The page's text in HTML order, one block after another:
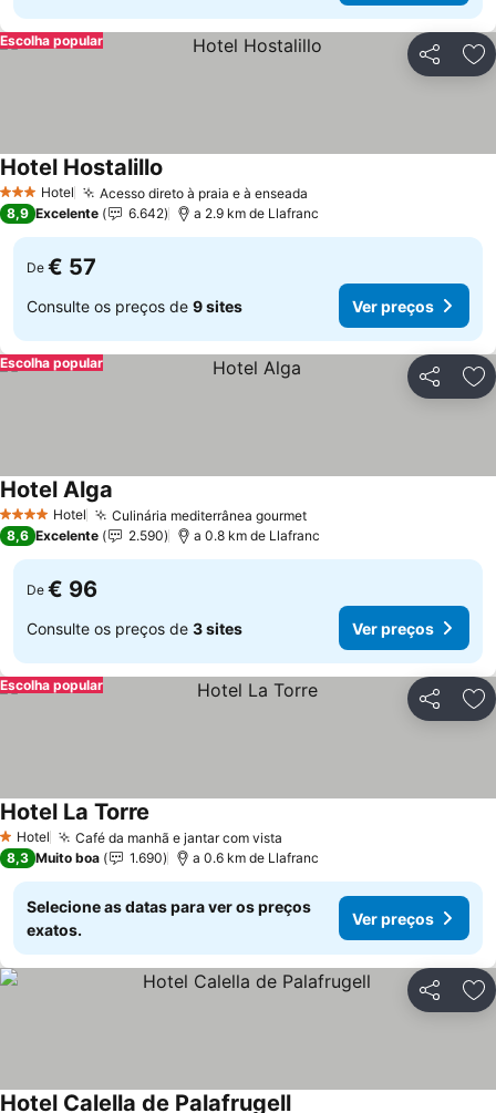
Partilhar
Escolha popular
3 EstrelasHotel Acesso direto à praia e à enseada
Hotel Hostalillo
8,9 Excelente 6.642 a 2.9 km de Llafranc
De € 57
Consulte os preços de 9 sites Ver preços
Partilhar
Escolha popular
4 EstrelasHotel Culinária mediterrânea gourmetVer preços
Hotel Alga
8,6 Excelente 2.590 a 0.8 km de Llafranc
De € 96
Consulte os preços de 3 sites Ver preços
Partilhar
Escolha popular
1 Estrelas
Hotel Café da manhã e jantar com vista
Hotel La Torre
8,3 Muito boa 1.690 a 0.6 km de Llafranc
Selecione as datas para ver os preços
exatos.
Ver preços
Partilhar
Hotel Calella de Palafrugell